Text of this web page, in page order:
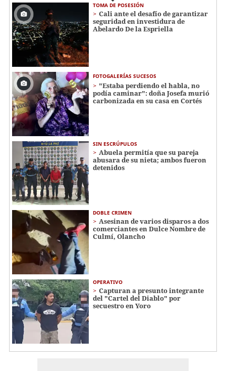
TOMA DE POSESIÓN
Cali ante el desafío de garantizar
seguridad en investidura de
Abelardo De la Espriella
FOTOGALERÍAS SUCESOS
"Estaba perdiendo el habla, no
podía caminar": doña Josefa murió
carbonizada en su casa en Cortés
SIN ESCRÚPULOS
Abuela permitía que su pareja
abusara de su nieta; ambos fueron
detenidos
DOBLE CRIMEN
Asesinan de varios disparos a dos
comerciantes en Dulce Nombre de
Culmí, Olancho
OPERATIVO
Capturan a presunto integrante
del "Cartel del Diablo" por
secuestro en Yoro